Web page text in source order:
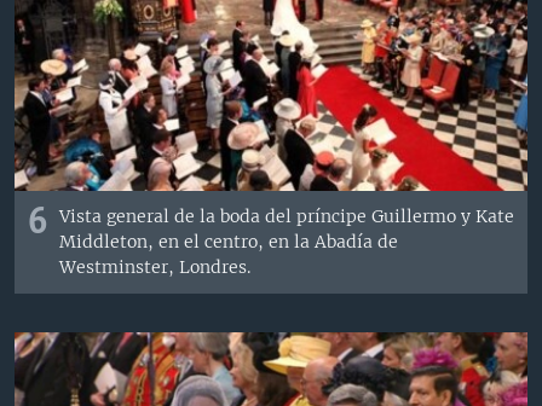
6
Vista general de la boda del príncipe Guillermo y Kate
Middleton, en el centro, en la Abadía de
Westminster, Londres.